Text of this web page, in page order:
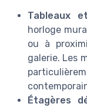
Tableaux
horloge
ou à
galerie. Les
Étagères